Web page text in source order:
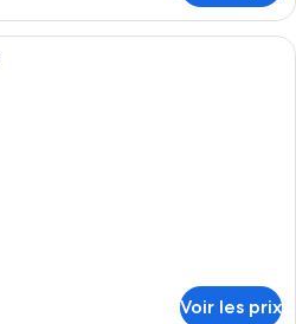
Une chambre d’hôtel avec un lit,
Voir les prix